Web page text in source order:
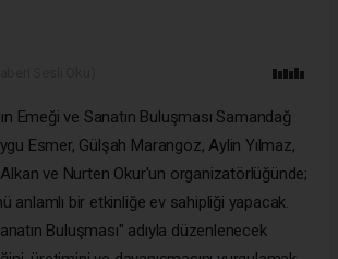
Emeği ve Sanatın Buluşması Samandağ
Esmer, Gülşah Marangoz, Aylin Yılmaz,
ve Nurten Okur'un organizatörlüğünde;
anlamlı bir etkinliğe ev sahipliği yapacak.
Buluşması" adıyla düzenlenecek